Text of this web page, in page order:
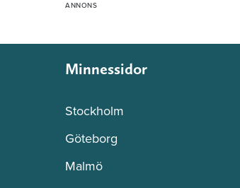
Minnessidor
Stockholm
Göteborg
Malmö